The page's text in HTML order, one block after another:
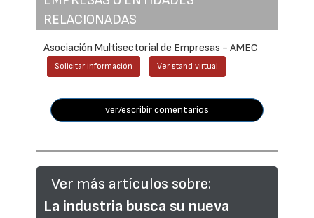
RELACIONADAS
Asociación Multisectorial de Empresas - AMEC
Solicitar información Ver stand virtual
ver/escribir comentarios
Ver más artículos sobre:
La industria busca su nueva